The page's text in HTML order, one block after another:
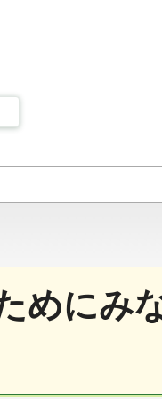
めにみ